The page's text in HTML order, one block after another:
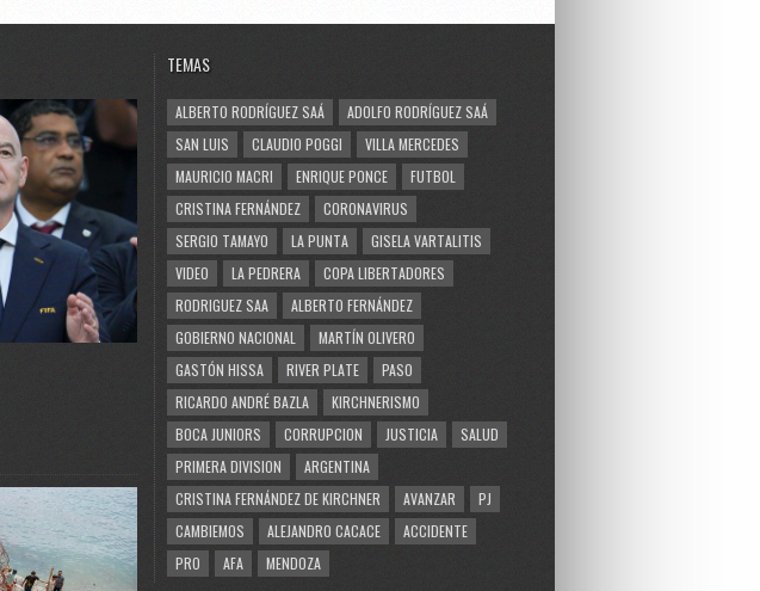
TEMAS
ALBERTO RODRÍGUEZ SAÁ
ADOLFO RODRÍGUEZ SAÁ
SAN LUIS
CLAUDIO POGGI
VILLA MERCEDES
MAURICIO MACRI
ENRIQUE PONCE
FUTBOL
CRISTINA FERNÁNDEZ
CORONAVIRUS
SERGIO TAMAYO
LA PUNTA
GISELA VARTALITIS
VIDEO
LA PEDRERA
COPA LIBERTADORES
RODRIGUEZ SAA
ALBERTO FERNÁNDEZ
GOBIERNO NACIONAL
MARTÍN OLIVERO
GASTÓN HISSA
RIVER PLATE
PASO
RICARDO ANDRÉ BAZLA
KIRCHNERISMO
BOCA JUNIORS
CORRUPCION JUSTICIA
SALUD
PRIMERA DIVISION
ARGENTINA
CRISTINA FERNÁNDEZ DE KIRCHNER
AVANZAR
PJ
CAMBIEMOS
ALEJANDRO CACACE
ACCIDENTE
PRO
AFA MENDOZA